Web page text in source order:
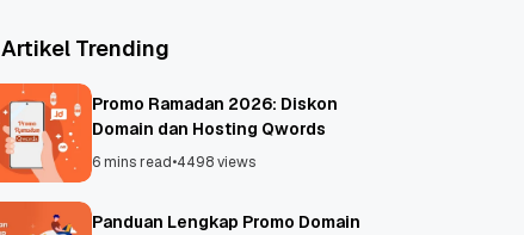
Artikel Trending
Promo Ramadan 2026: Diskon
Domain dan Hosting Qwords
6 mins read•4498 views
Panduan Lengkap Promo Domain